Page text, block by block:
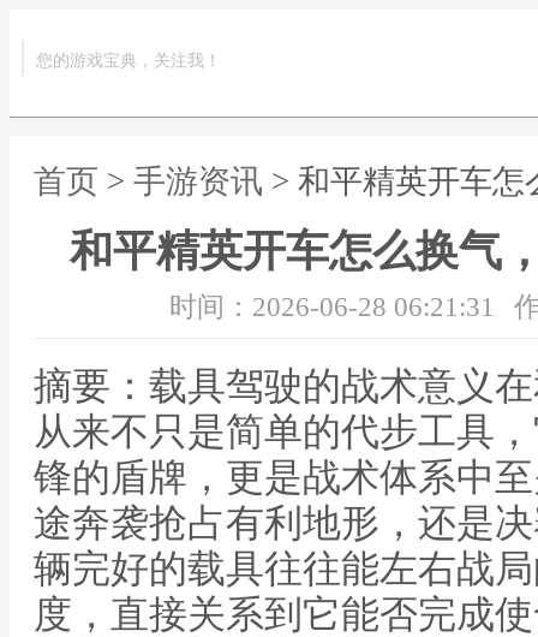
您的游戏宝典，关注我！
首页 > 手游资讯 > 和平精英开车
和平精英开车怎么换气
时间：2026-06-28 06:21:31
摘要：载具驾驶的战术意义
从来不只是简单的代步工具
锋的盾牌，更是战术体系中
途奔袭抢占有利地形，还是
辆完好的载具往往能左右战
度，直接关系到它能否完成